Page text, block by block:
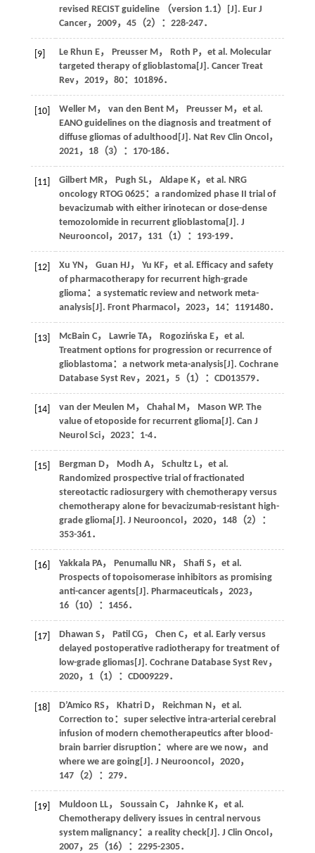
revised RECIST guideline （version 1.1）[J]. Eur J
Cancer， 2009， 45（2）：228-247．
[9] Le Rhun E， Preusser M ， Roth P， et al . Molecular
targeted therapy of glioblastoma[J]. Cancer Treat
Rev， 2019， 80：101896．
[10] Weller M ， van den Bent M ， Preusser M ， et al .
EANO guidelines on the diagnosis and treatment of
diffuse gliomas of adulthood[J]. Nat Rev Clin Oncol ，
2021， 18（3）：170-186．
[11] Gilbert MR， Pugh SL， Aldape K， et al . NRG
oncology RTOG 0625：a randomized phase II trial of
bevacizumab with either irinotecan or dose-dense
temozolomide in recurrent glioblastoma[J]. J
Neurooncol ， 2017， 131（1）：193-199．
[12] Xu YN ， Guan HJ ， Yu KF， et al . Efficacy and safety
of pharmacotherapy for recurrent high-grade
glioma：a systematic review and network meta-
analysis[J]. Front Pharmacol ， 2023， 14：1191480．
[13] McBain C， Lawrie TA， Rogozińska E， et al .
Treatment options for progression or recurrence of
glioblastoma：a network meta-analysis[J]. Cochrane
Database Syst Rev， 2021， 5（1）：CD013579．
[14] van der Meulen M ， Chahal M ， Mason WP. The
value of etoposide for recurrent glioma[J]. Can J
Neurol Sci， 2023：1-4．
[15] Bergman D， Modh A， Schultz L， et al .
Randomized prospective trial of fractionated
stereotactic radiosurgery with chemotherapy versus
chemotherapy alone for bevacizumab-resistant high-
grade glioma[J]. J Neurooncol ， 2020， 148（2）：
353-361．
[16] Yakkala PA， Penumallu NR， Shafi S ， et al .
Prospects of topoisomerase inhibitors as promising
anti-cancer agents[J]. Pharmaceuticals， 2023，
16（10）：1456．
[17] Dhawan S ， Patil CG， Chen C， et al . Early versus
delayed postoperative radiotherapy for treatment of
low-grade gliomas[J]. Cochrane Database Syst Rev，
2020， 1（1）：CD009229．
[18] D’Amico RS ， Khatri D， Reichman N ， et al .
Correction to：super selective intra-arterial cerebral
infusion of modern chemotherapeutics after blood-
brain barrier disruption：where are we now，and
where we are going[J]. J Neurooncol ， 2020，
147（2）：279．
[19] Muldoon LL， Soussain C， Jahnke K， et al .
Chemotherapy delivery issues in central nervous
system malignancy：a reality check[J]. J Clin Oncol ，
2007， 25（16）：2295-2305．